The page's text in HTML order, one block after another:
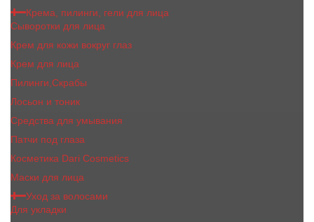
Крема, пилинги, гели для лица
Сыворотки для лица
Крем для кожи вокруг глаз
Крем для лица
Пилинги,Скрабы
Лосьон и тоник
Средства для умывания
Патчи под глаза
Косметика Dari Cosmetics
Маски для лица
Уход за волосами
Для укладки